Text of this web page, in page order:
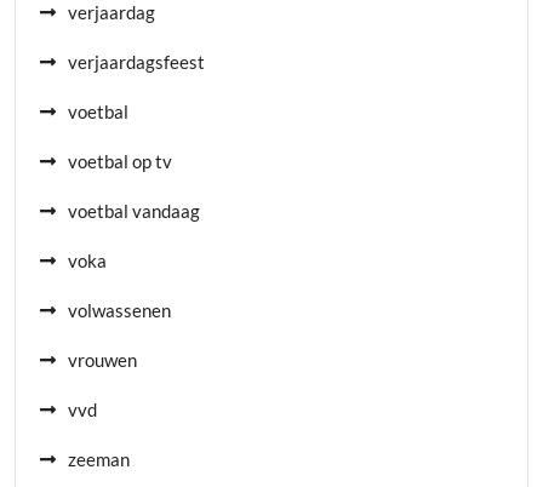
verjaardag
verjaardagsfeest
voetbal
voetbal op tv
voetbal vandaag
voka
volwassenen
vrouwen
vvd
zeeman